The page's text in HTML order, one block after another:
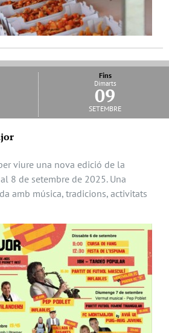
Fins
Dimarts
09
setembre
viure una nova edició de la
8 de setembre de 2025. Una
amb música, tradicions, activitats